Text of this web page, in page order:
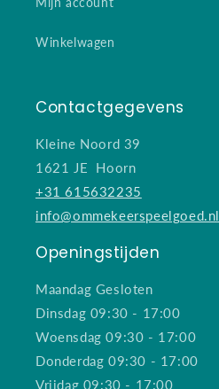
Winkelwagen
Contactgegevens
Kleine Noord 39
1621 JE Hoorn
+31 615632235
info@ommekeerspeelgoed.nl
Openingstijden
Maandag Gesloten
Dinsdag 09:30 - 17:00
Woensdag 09:30 - 17:00
Donderdag 09:30 - 17:00
Vrijdag 09:30 - 17:00